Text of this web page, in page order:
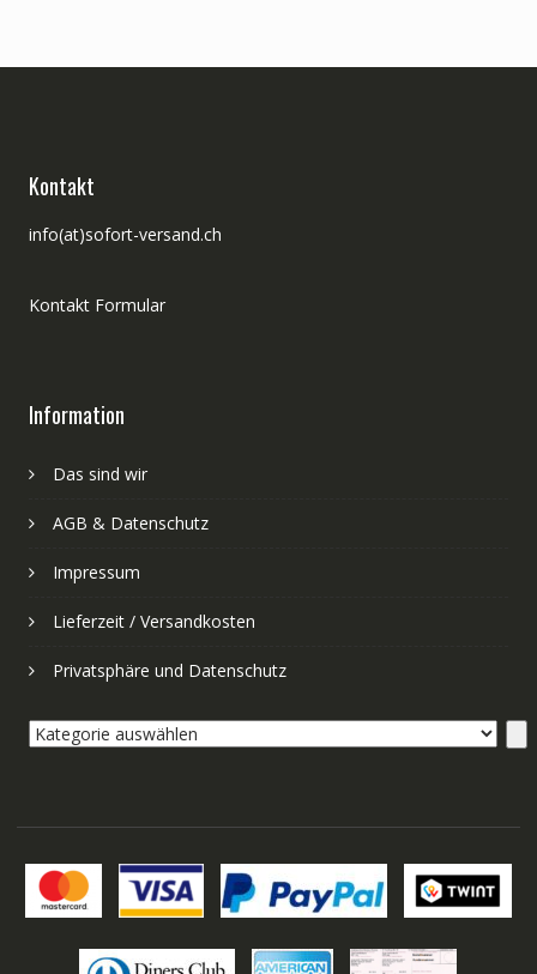
Kontakt
info(at)sofort-versand.ch
Kontakt Formular
Information
Das sind wir
AGB & Datenschutz
Impressum
Lieferzeit / Versandkosten
Privatsphäre und Datenschutz
Kategorie